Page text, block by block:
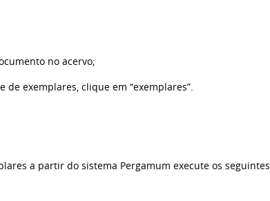
no acervo;
exemplares, clique em “exemplares”.
a partir do sistema Pergamum execute os seguintes